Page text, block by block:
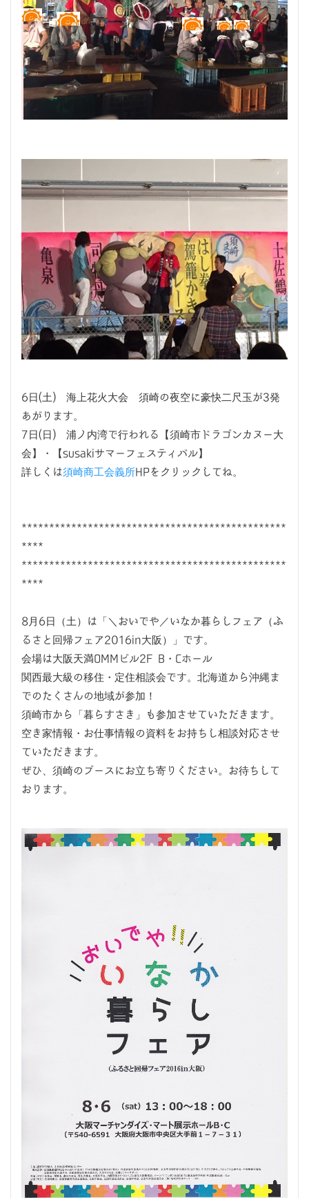
6日(土) 海上花火大会 須崎の夜空に豪快二尺玉が3発
あがります。
7日(日) 浦ノ内湾で行われる【須崎市ドラゴンカヌー大
会】・【susakiサマーフェスティバル】
詳しくは須崎商工会義所HPをクリックしてね。
************************************************
****
************************************************
****
8月6日（土）は「＼おいでや／いなか暮らしフェア（ふ
るさと回帰フェア2016in大阪）」です。
会場は大阪天満OMMビル2F B・Cホール
関西最大級の移住・定住相談会です。北海道から沖縄ま
でのたくさんの地域が参加！
須崎市から「暮らすさき」も参加させていただきます。
空き家情報・お仕事情報の資料をお持ちし相談対応させ
ていただきます。
ぜひ、須崎のブースにお立ち寄りください。お待ちして
おります。